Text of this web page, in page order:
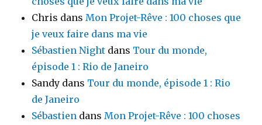
Chris dansMon Projet-Rêve : 100 choses que
je veux faire dans ma vie
Sébastien Night dans Tour du monde,
épisode 1 : Rio de Janeiro
Sandy dans Tour du monde, épisode 1 : Rio
de Janeiro
Sébastien dansMon Projet-Rêve : 100 choses